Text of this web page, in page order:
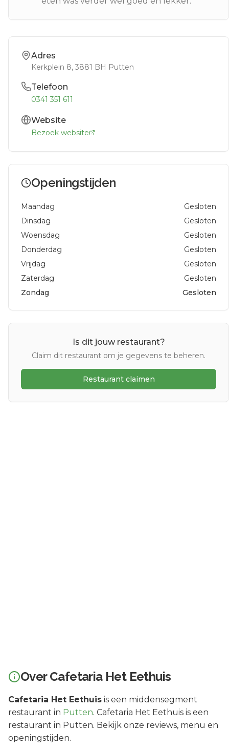
Adres
Kerkplein 8, 3881 BH Putten
Telefoon
0341 351 611
Website
Bezoek website
Openingstijden
Maandag
Gesloten
Dinsdag
Gesloten
Woensdag
Gesloten
Donderdag
Gesloten
Vrijdag
Gesloten
Zaterdag
Gesloten
Zondag
Gesloten
Is dit jouw restaurant?
Claim dit restaurant om je gegevens te beheren.
Restaurant claimen
OverCafetaria Het Eethuis
Cafetaria Het Eethuis is een middensegment
restaurant in Putten. Cafetaria Het Eethuis is een
restaurant in Putten. Bekijk onze reviews, menu en
openingstijden.